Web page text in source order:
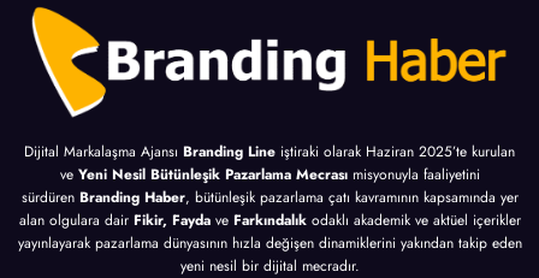
Dijital Markalaşma Ajansı Branding Line iştiraki olarak Haziran 2025’te kurulan
ve Yeni Nesil Bütünleşik Pazarlama Mecrası misyonuyla faaliyetini
sürdüren Branding Haber, bütünleşik pazarlama çatı kavramının kapsamında yer
alan olgulara dair Fikir, Fayda ve Farkındalık odaklı akademik ve aktüel içerikler
yayınlayarak pazarlama dünyasının hızla değişen dinamiklerini yakından takip eden
yeni nesil bir dijital mecradır.